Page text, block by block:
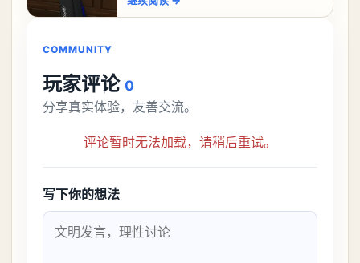
机关枪攻略。异环咖啡机关枪怎么过一、
COMMUNITY
玩家评论 0
分享真实体验，友善交流。
评论暂时无法加载，请稍后重试。
写下你的想法